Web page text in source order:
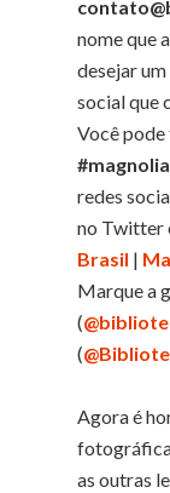
nome que
desejar
social que
Você pode
redes
no Twitter
Brasil |
Marque a
(
(
Agora é
as outras